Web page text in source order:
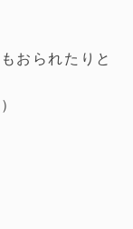
おられたりと